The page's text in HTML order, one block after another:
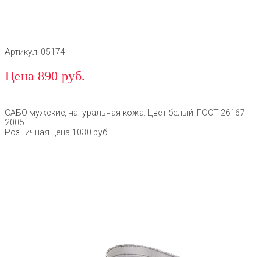
Артикул: 05174
Цена 890 руб.
САБО мужские, натуральная кожа. Цвет белый. ГОСТ 26167-
2005.
Розничная цена 1030 руб.